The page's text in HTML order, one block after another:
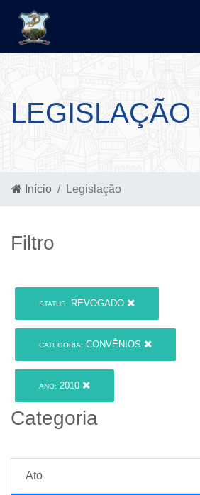
LEGISLAÇÃO
Início Legislação
Filtro
STATUS: REVOGADO
CATEGORIA: CONVÊNIOS
ANO: 2010
Categoria
Ato